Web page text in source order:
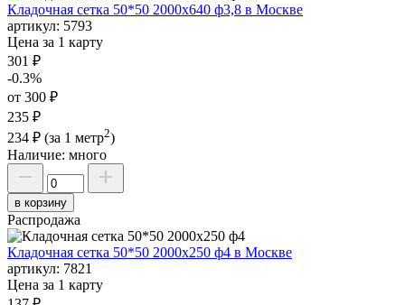
Кладочная сетка 50*50 2000х640 ф3,8 в Москве
артикул: 5793
Цена за 1 карту
301 ₽
-0.3%
от 300 ₽
235 ₽
234 ₽ (за 1 метр2)
Наличие: много
в корзину
Распродажа
Кладочная сетка 50*50 2000х250 ф4 в Москве
артикул: 7821
Цена за 1 карту